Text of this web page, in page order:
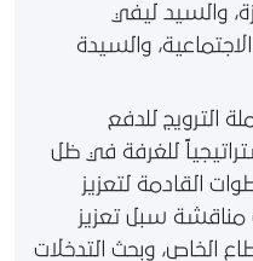
والسيد ليفي
والسيدة
الترويج للدفع
للغرفة في ظل
القادمة لتعزيز
مناقشة سبل تعزيز
الخاص، وبحث التدخلات